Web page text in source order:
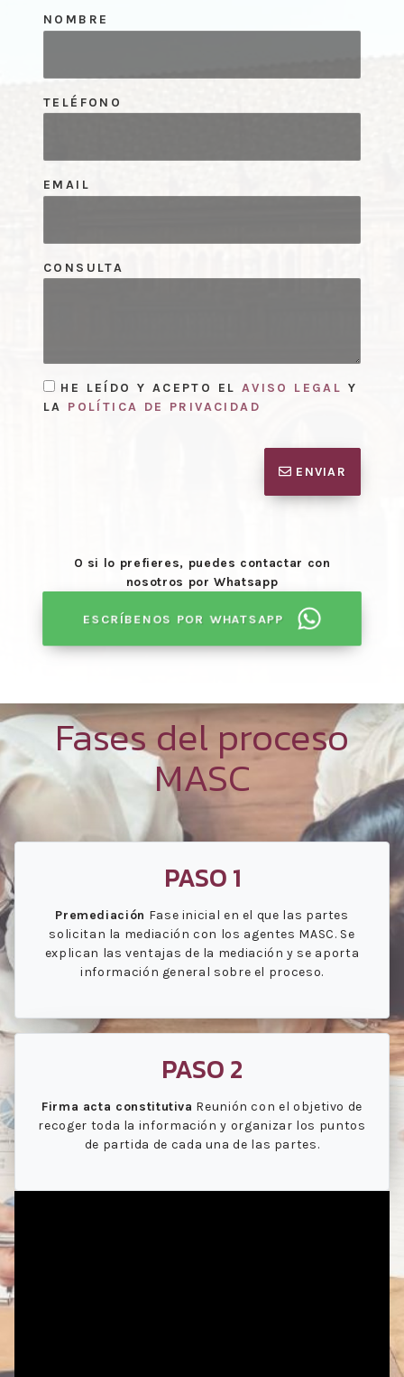
NOMBRE
TELÉFONO
EMAIL
CONSULTA
HE LEÍDO Y ACEPTO EL AVISO LEGAL Y
LA POLÍTICA DE PRIVACIDAD
ENVIAR
O si lo prefieres, puedes contactar con
nosotros por Whatsapp
ESCRÍBENOS POR WHATSAPP
Fases del proceso
MASC
PASO 1
Premediación Fase inicial en el que las partes
solicitan la mediación con los agentes MASC. Se
explican las ventajas de la mediación y se aporta
información general sobre el proceso.
PASO 2
Firma acta constitutiva Reunión con el objetivo de
recoger toda la información y organizar los puntos
de partida de cada una de las partes.